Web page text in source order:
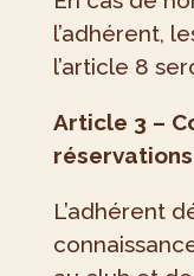
l’adhérent,
l’article 8
Article 3 –
réservations
L’adhérent